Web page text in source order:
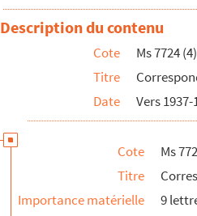
Description du contenu
Cote
Ms 7724
Titre
Date
Vers 1937-
Cote
Ms
Titre
Importance matérielle
9